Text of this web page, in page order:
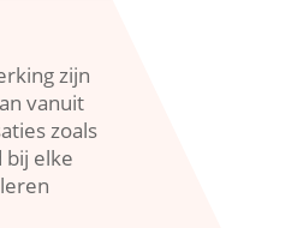
zijn
vanuit
zoals
bij elke